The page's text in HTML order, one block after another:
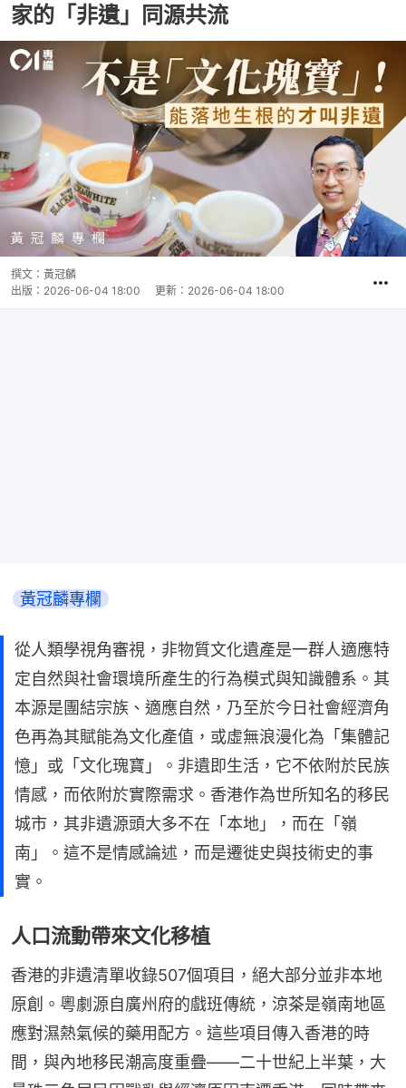
家的「非遺」同源共流
撰文： 黃冠麟
出版： 2026-06-04 18:00 更新： 2026-06-04 18:00
黃冠麟專欄
從人類學視角審視，非物質文化遺產是一群人適應特
定自然與社會環境所產生的行為模式與知識體系。其
本源是團結宗族、適應自然，乃至於今日社會經濟角
色再為其賦能為文化產值，或虛無浪漫化為「集體記
憶」或「文化瑰寶」。非遺即生活，它不依附於民族
情感，而依附於實際需求。香港作為世所知名的移民
城市，其非遺源頭大多不在「本地」，而在「嶺
南」。這不是情感論述，而是遷徙史與技術史的事
實。
人口流動帶來文化移植
香港的非遺清單收錄507個項目，絕大部分並非本地
原創。粵劇源自廣州府的戲班傳統，涼茶是嶺南地區
應對濕熱氣候的藥用配方。這些項目傳入香港的時
間，與內地移民潮高度重疊——二十世紀上半葉，大